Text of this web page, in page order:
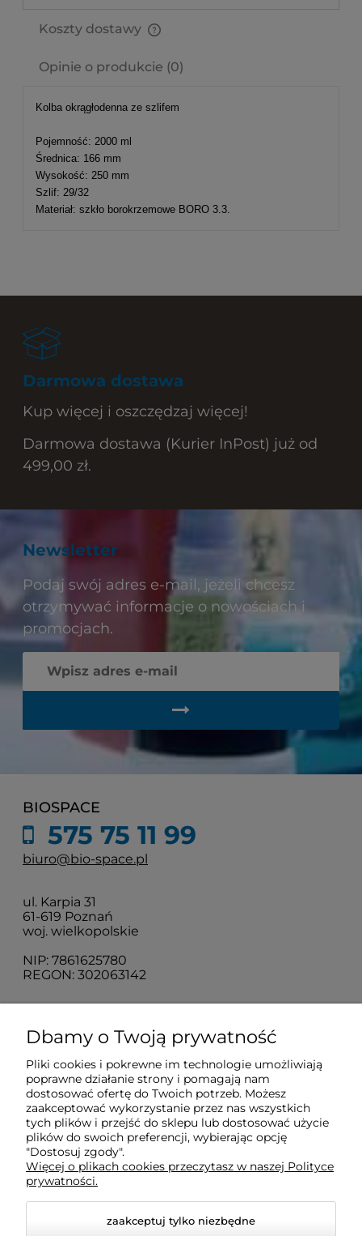
Koszty dostawy
Opinie o produkcie (0)
Kolba okrągłodenna ze szlifem
Pojemność: 2000 ml
Średnica: 166 mm
Wysokość: 250 mm
Szlif: 29/32
Materiał: szkło borokrzemowe BORO 3.3.
Darmowa dostawa
Kup więcej i oszczędzaj więcej!
Darmowa dostawa (Kurier InPost) już od
499,00 zł.
Newsletter
Podaj swój adres e-mail, jeżeli chcesz
otrzymywać informacje o nowościach i
promocjach.
BIOSPACE
575 75 11 99
biuro@bio-space.pl
ul. Karpia 31
61-619 Poznań
woj. wielkopolskie
NIP: 7861625780
REGON: 302063142
O nas
Obsługa klienta
Pomoc
Moje konto
Dbamy o Twoją prywatność
Pliki cookies i pokrewne im technologie umożliwiają
poprawne działanie strony i pomagają nam
dostosować ofertę do Twoich potrzeb. Możesz
zaakceptować wykorzystanie przez nas wszystkich
tych plików i przejść do sklepu lub dostosować użycie
plików do swoich preferencji, wybierając opcję
"Dostosuj zgody".
Więcej o plikach cookies przeczytasz w naszej Polityce
prywatności.
zaakceptuj tylko niezbędne